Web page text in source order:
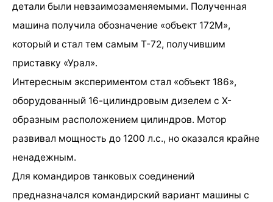
детали были невзаимозаменяемыми. Полученная
машина получила обозначение «объект 172М»,
который и стал тем самым Т-72, получившим
приставку «Урал».
Интересным экспериментом стал «объект 186»,
оборудованный 16-цилиндровым дизелем с Х-
образным расположением цилиндров. Мотор
развивал мощность до 1200 л.с., но оказался крайне
ненадежным.
Для командиров танковых соединений
предназначался командирский вариант машины с